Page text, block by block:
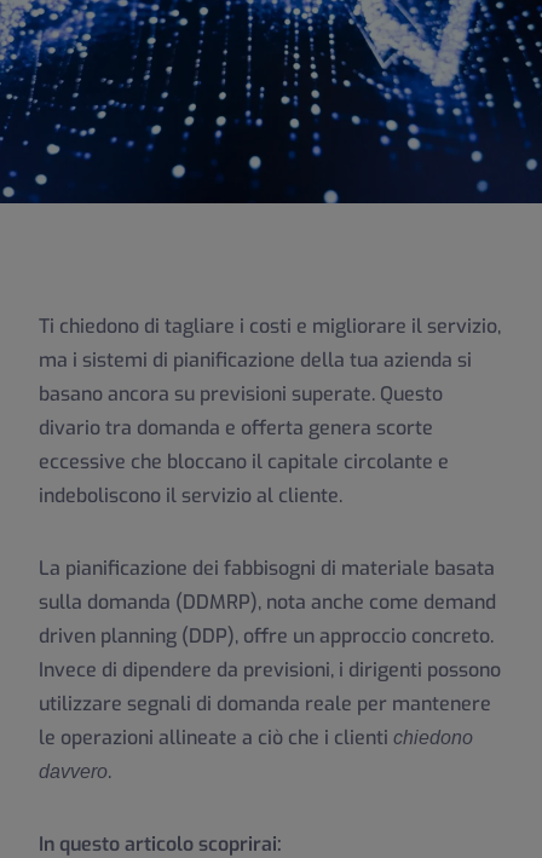
Ti chiedono di tagliare i costi e migliorare il servizio,
ma i sistemi di pianificazione della tua azienda si
basano ancora su previsioni superate. Questo
divario tra domanda e offerta genera scorte
eccessive che bloccano il capitale circolante e
indeboliscono il servizio al cliente.
La pianificazione dei fabbisogni di materiale basata
sulla domanda (DDMRP), nota anche come demand
driven planning (DDP), offre un approccio concreto.
Invece di dipendere da previsioni, i dirigenti possono
utilizzare segnali di domanda reale per mantenere
le operazioni allineate a ciò che i clienti chiedono
davvero.
In questo articolo scoprirai: